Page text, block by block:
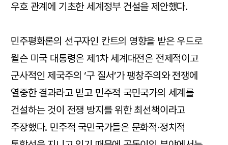
우호 관계에 기초한 세계정부 건설을 제안했다.
민주평화론의 선구자인 칸트의 영향을 받은 우드로
윌슨 미국 대통령은 제1차 세계대전은 전제적이고
군사적인 제국주의 ‘구 질서’가 팽창주의와 전쟁에
열중한 결과라고 믿고 민주적 국민국가의 세계를
건설하는 것이 전쟁 방지를 위한 최선책이라고
주장했다. 민주적 국민국가들은 문화적·정치적